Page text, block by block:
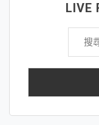
LIVE
搜
關